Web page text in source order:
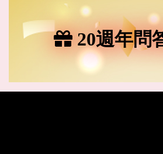
20週年問